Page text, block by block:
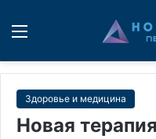
Здоровье и медицина
Новая